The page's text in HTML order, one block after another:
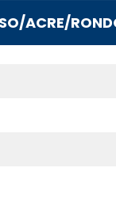
ACRE/